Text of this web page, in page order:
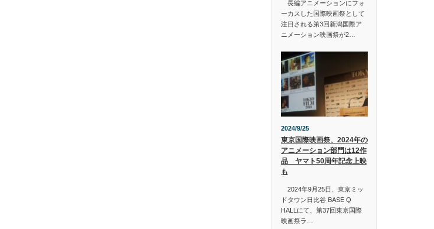
長編アニメーションにフォ
ーカスした国際映画祭として
注目される第3回新潟国際ア
ニメーション映画祭が2…
2024/9/25
東京国際映画祭、2024年の
アニメーション部門は12作
品 ヤマト50周年記念上映
も
2024年9月25日、東京ミッ
ドタウン日比谷 BASE Q
HALLにて、第37回東京国際
映画祭ラ…